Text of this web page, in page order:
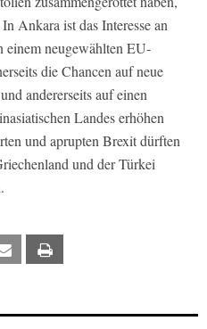
Ankara ist das Interesse an
einem neugewählten EU-
die Chancen auf neue
andererseits auf einen
Landes erhöhen
und aprupten Brexit dürften
und der Türkei
Email